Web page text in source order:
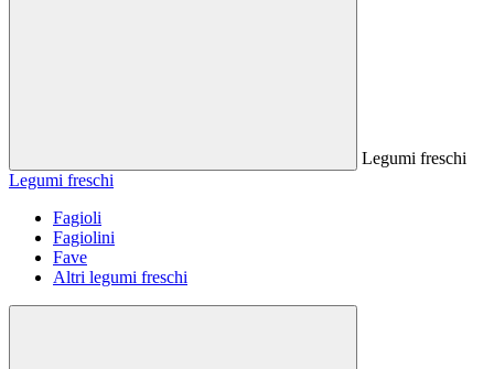
Legumi freschi
Legumi freschi
Fagioli
Fagiolini
Fave
Altri legumi freschi